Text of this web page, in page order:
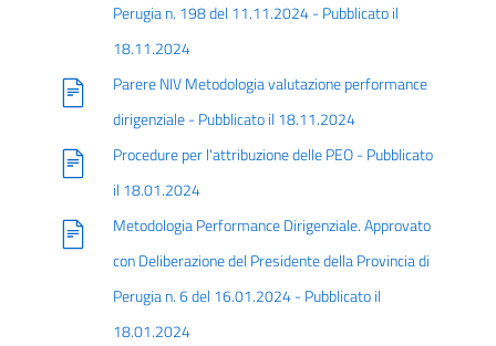
Perugia n. 198 del 11.11.2024 - Pubblicato il
18.11.2024
Parere NIV Metodologia valutazione performance
dirigenziale - Pubblicato il 18.11.2024
Procedure per l'attribuzione delle PEO - Pubblicato
il 18.01.2024
Metodologia Performance Dirigenziale. Approvato
con Deliberazione del Presidente della Provincia di
Perugia n. 6 del 16.01.2024 - Pubblicato il
18.01.2024